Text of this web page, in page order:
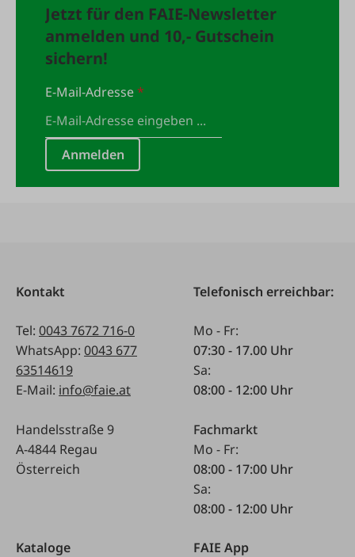
Jetzt für den FAIE-Newsletter
anmelden und 10,- Gutschein
sichern!
E-Mail-Adresse*
Anmelden
Kontakt
Tel: 0043 7672 716-0
WhatsApp: 0043 677
63514619
E-Mail: info@faie.at
Handelsstraße 9
A-4844 Regau
Österreich
Telefonisch erreichbar:
Mo - Fr:
07:30 - 17.00 Uhr
Sa:
08:00 - 12:00 Uhr
Fachmarkt
Mo - Fr:
08:00 - 17:00 Uhr
Sa:
08:00 - 12:00 Uhr
Kataloge
FAIE App